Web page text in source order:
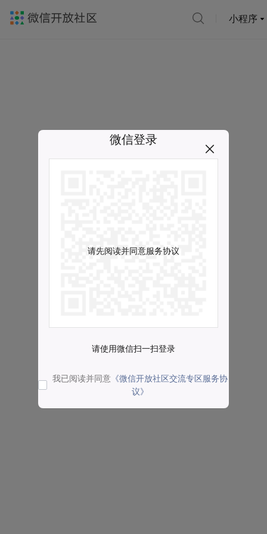
小程序
微信登录
请先阅读并同意服务协议
请使用微信扫一扫登录
我已阅读并同意 《微信开放社区交流专区服务协
议》